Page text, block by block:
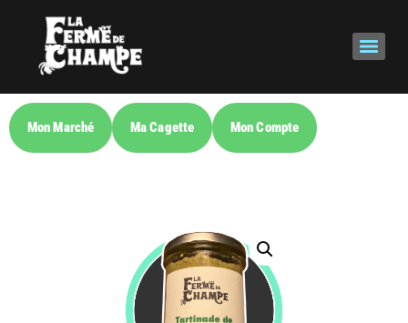
Mon Marché Ma Cagette Mon Compte